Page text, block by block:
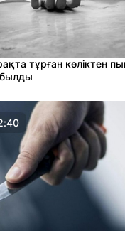
тұрған көліктен